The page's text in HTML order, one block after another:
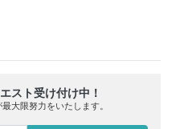
スト受け付け中！
大限努力をいたします。